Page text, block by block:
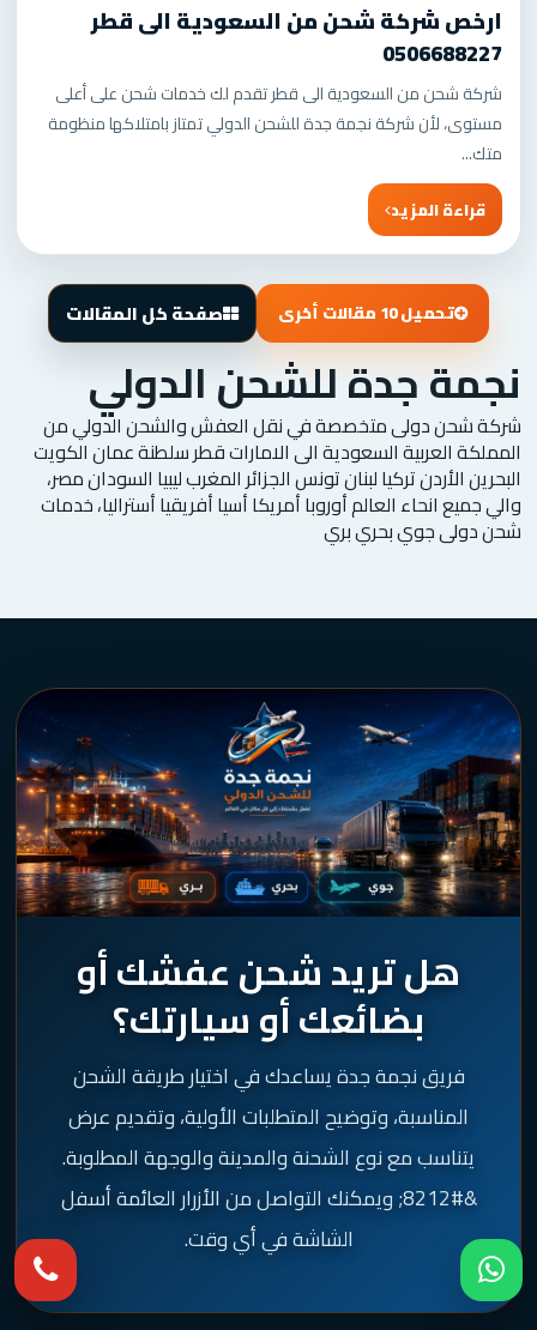
ارخص شركة شحن من السعودية الى قطر
0506688227
شركة شحن من السعودية الى قطر تقدم لك خدمات شحن على أعلى
مستوى، لأن شركة نجمة جدة للشحن الدولي تمتاز بامتلاكها منظومة
متك...
قراءة المزيد
تحميل 10 مقالات أخرى صفحة كل المقالات
نجمة جدة للشحن الدولي
شركة شحن دولى متخصصة في نقل العفش والشحن الدولي من
المملكة العربية السعودية الى الامارات قطر سلطنة عمان الكويت
البحرين الأردن تركيا لبنان تونس الجزائر المغرب ليبيا السودان مصر،
والي جميع انحاء العالم أوروبا أمريكا أسيا أفريقيا أستراليا، خدمات
شحن دولى جوي بحري بري
هل تريد شحن عفشك أو
بضائعك أو سيارتك؟
فريق نجمة جدة يساعدك في اختيار طريقة الشحن
المناسبة، وتوضيح المتطلبات الأولية، وتقديم عرض
يتناسب مع نوع الشحنة والمدينة والوجهة المطلوبة.